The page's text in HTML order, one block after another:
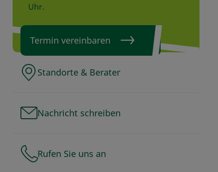
Uhr.
Termin vereinbaren
Standorte & Berater
Nachricht schreiben
Rufen Sie uns an